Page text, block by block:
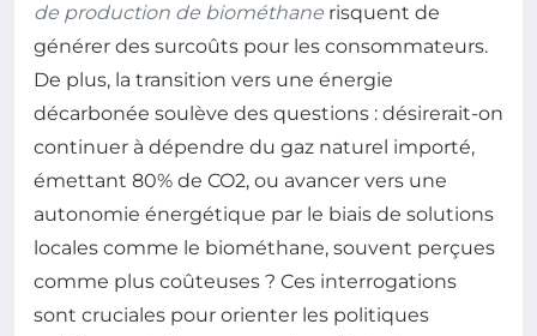
de production de biométhane risquent de
générer des surcoûts pour les consommateurs.
De plus, la transition vers une énergie
décarbonée soulève des questions : désirerait-on
continuer à dépendre du gaz naturel importé,
émettant 80% de CO2, ou avancer vers une
autonomie énergétique par le biais de solutions
locales comme le biométhane, souvent perçues
comme plus coûteuses ? Ces interrogations
sont cruciales pour orienter les politiques